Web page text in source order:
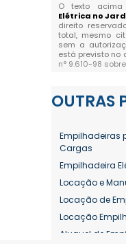
O texto
Elétrica no
direito
total, mesmo
sem a
está previsto no
n° 9.610-98
OUTRAS
Empilhadeiras
Cargas
Empilhadeira
Locação e
Locação de
Locação
Aluguel de